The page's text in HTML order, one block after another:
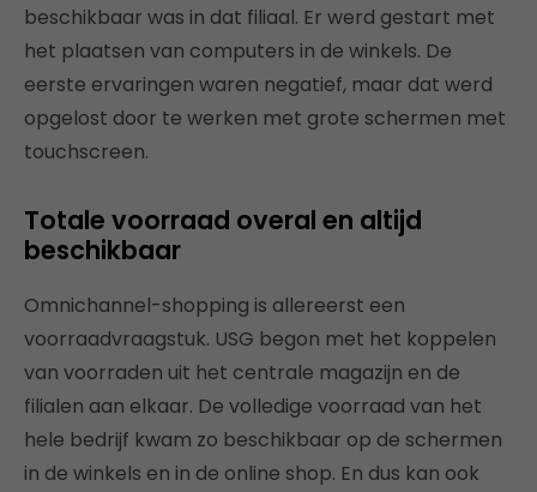
beschikbaar was in dat filiaal. Er werd gestart met
het plaatsen van computers in de winkels. De
eerste ervaringen waren negatief, maar dat werd
opgelost door te werken met grote schermen met
touchscreen.
Totale voorraad overal en altijd
beschikbaar
Omnichannel-shopping is allereerst een
voorraadvraagstuk. USG begon met het koppelen
van voorraden uit het centrale magazijn en de
filialen aan elkaar. De volledige voorraad van het
hele bedrijf kwam zo beschikbaar op de schermen
in de winkels en in de online shop. En dus kan ook